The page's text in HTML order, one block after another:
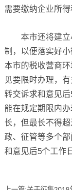
需要缴纳企业所得
本市还将建立
制，以便落实好
本市的税收营商
见要限时办理，
转交诉求和意见
能在规定期限内
长，但最长不得
政、征管等多个
和意见后5个工作